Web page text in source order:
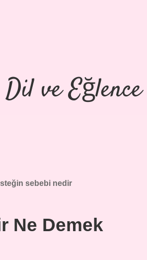
Dil ve Eğlence
sebebi nedir
Ne Demek